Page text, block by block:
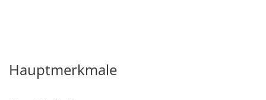
Hauptmerkmale